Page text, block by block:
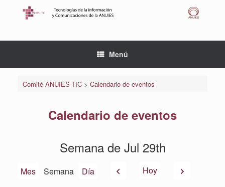
Menú
Comité ANUIES-TIC> Calendario de eventos
Calendario de eventos
Semana de Jul 29th
Mes Semana Día AnteriorHoy Siguiente